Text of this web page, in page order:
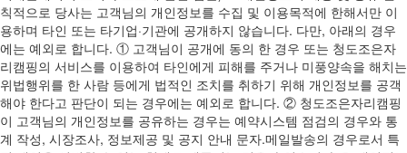
칙적으로 당사는 고객님의 개인정보를 수집 및 이용목적에 한해서만 이
용하며 타인 또는 타기업·기관에 공개하지 않습니다. 다만, 아래의 경우
에는 예외로 합니다. ① 고객님이 공개에 동의 한 경우 또는 청도조은자
리캠핑의 서비스를 이용하여 타인에게 피해를 주거나 미풍양속을 해치는
위법행위를 한 사람 등에게 법적인 조치를 취하기 위해 개인정보를 공객
해야 한다고 판단이 되는 경우에는 예외로 합니다. ② 청도조은자리캠핑
이 고객님의 개인정보를 공유하는 경우는 예약시스템 점검의 경우와 통
계 작성, 시장조사, 정보제공 및 공지 안내 문자.메일발송의 경우로서 특